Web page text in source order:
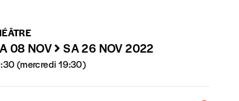
indispensable. Il marque votre volonté de
08 NOV SA 26 NOV 2022
(mercredi 19:30)